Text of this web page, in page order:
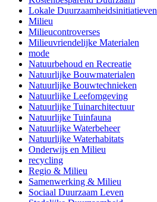
Lokale Duurzaamheidsinitiatieven
Milieu
Milieucontroverses
Milieuvriendelijke Materialen
mode
Natuurbehoud en Recreatie
Natuurlijke Bouwmaterialen
Natuurlijke Bouwtechnieken
Natuurlijke Leefomgeving
Natuurlijke Tuinarchitectuur
Natuurlijke Tuinfauna
Natuurlijke Waterbeheer
Natuurlijke Waterhabitats
Onderwijs en Milieu
recycling
Regio & Milieu
Samenwerking & Milieu
Sociaal Duurzaam Leven